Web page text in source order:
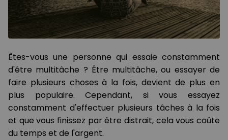
Êtes-vous une personne qui essaie constamment
d'être multitâche ? Être multitâche, ou essayer de
faire plusieurs choses à la fois, devient de plus en
plus populaire. Cependant, si vous essayez
constamment d'effectuer plusieurs tâches à la fois
et que vous finissez par être distrait, cela vous coûte
du temps et de l'argent.